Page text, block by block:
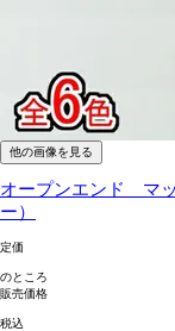
他の画像を見る
オープンエンド マ
ー）
定価
のところ
販売価格
税込